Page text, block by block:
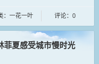
：一花一叶 评论：0
菲夏感受城市慢时光